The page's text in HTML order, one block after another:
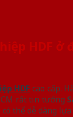
HDF ở
HDF cao cấp.
rất tin tưởng
thể dễ dàng lựa